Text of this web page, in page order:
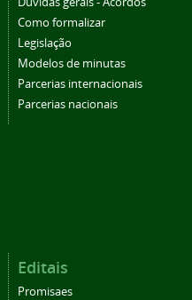
Como formalizar
Legislação
Modelos de minutas
Parcerias internacionais
Parcerias nacionais
Editais
Promisaes